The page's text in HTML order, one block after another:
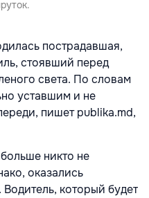
пострадавшая,
стоявший перед
света. По словам
уставшим и не
пишет publika.md,
никто не
оказались
который будет